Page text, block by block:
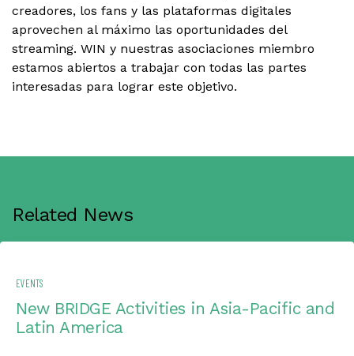
creadores, los fans y las plataformas digitales
aprovechen al máximo las oportunidades del
streaming. WIN y nuestras asociaciones miembro
estamos abiertos a trabajar con todas las partes
interesadas para lograr este objetivo.
Related News
EVENTS
New BRIDGE Activities in Asia-Pacific and
Latin America